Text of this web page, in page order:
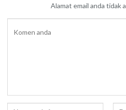
Alamat email anda tidak